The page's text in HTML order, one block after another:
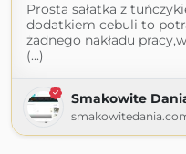
Prosta sałatka z
dodatkiem cebuli to
żadnego nakładu
(...)
Smakowite